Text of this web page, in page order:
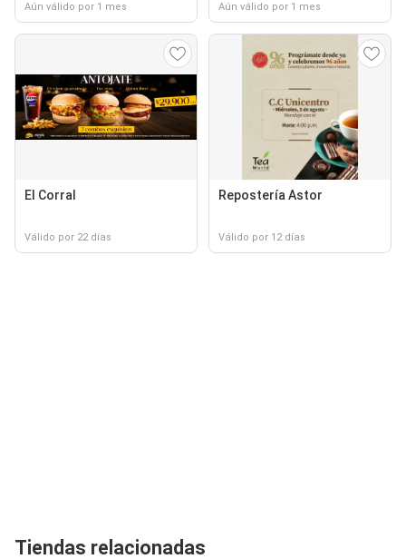
Aún válido por 1 mes Aún válido por 1 mes
El Corral
Válido por 22 días
Repostería Astor
Válido por 12 días
Tiendas relacionadas